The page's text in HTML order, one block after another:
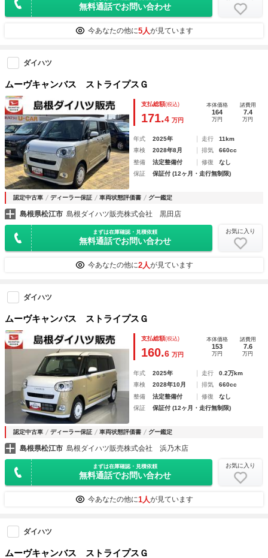
無料通話でお問い合わせ
今あなたの他に5人が見ています
ダイハツ
ムーヴキャンバス ストライプスＧ
支払総額(税込)
171.4 万円
本体価格
164
万円
諸費用
7.4
万円
年式 2025年 走行
11km
車検
2028年8月 排気
660cc
整備
法定整備付 修復
なし
保証
保証付 (12ヶ月・走行無制限)
認定中古車 ディーラー保証 車両状態評価書 グー鑑定
島根県松江市 島根ダイハツ販売株式会社 黒田店
まずは在庫確認・見積依頼
無料通話でお問い合わせ
お気に入り
今あなたの他に2人が見ています
ダイハツ
ムーヴキャンバス ストライプスＧ
支払総額(税込)
160.6 万円
本体価格
153
万円
諸費用
7.6
万円
年式 2025年 走行
0.2万km
車検
2028年10月 排気
660cc
整備
法定整備付 修復
なし
保証
保証付 (12ヶ月・走行無制限)
認定中古車 ディーラー保証 車両状態評価書 グー鑑定
島根県松江市 島根ダイハツ販売株式会社 浜乃木店
まずは在庫確認・見積依頼
無料通話でお問い合わせ
お気に入り
今あなたの他に1人が見ています
ダイハツ
ムーヴキャンバス ストライプスＧ